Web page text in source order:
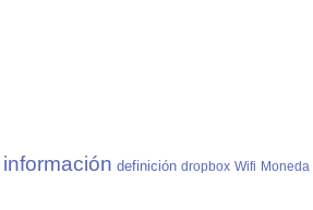
información definición dropbox Wifi Moneda